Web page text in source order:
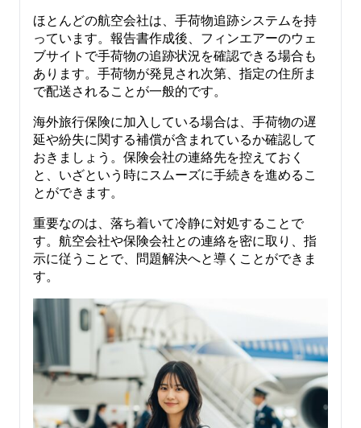
ほとんどの航空会社は、手荷物追跡システムを持
っています。報告書作成後、フィンエアーのウェ
ブサイトで手荷物の追跡状況を確認できる場合も
あります。手荷物が発見され次第、指定の住所ま
で配送されることが一般的です。
海外旅行保険に加入している場合は、手荷物の遅
延や紛失に関する補償が含まれているか確認して
おきましょう。保険会社の連絡先を控えておく
と、いざという時にスムーズに手続きを進めるこ
とができます。
重要なのは、落ち着いて冷静に対処することで
す。航空会社や保険会社との連絡を密に取り、指
示に従うことで、問題解決へと導くことができま
す。